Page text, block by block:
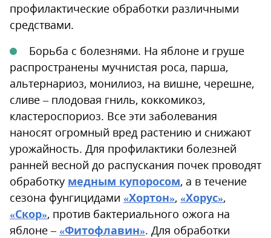
профилактические обработки различными
средствами.
Борьба с болезнями. На яблоне и груше
распространены мучнистая роса, парша,
альтернариоз, монилиоз, на вишне, черешне,
сливе – плодовая гниль, коккомикоз,
кластероспориоз. Все эти заболевания
наносят огромный вред растению и снижают
урожайность. Для профилактики болезней
ранней весной до распускания почек проводят
обработку медным купоросом, а в течение
сезона фунгицидами «Хортон», «Хорус»,
«Скор», против бактериального ожога на
яблоне – «Фитофлавин». Для обработки